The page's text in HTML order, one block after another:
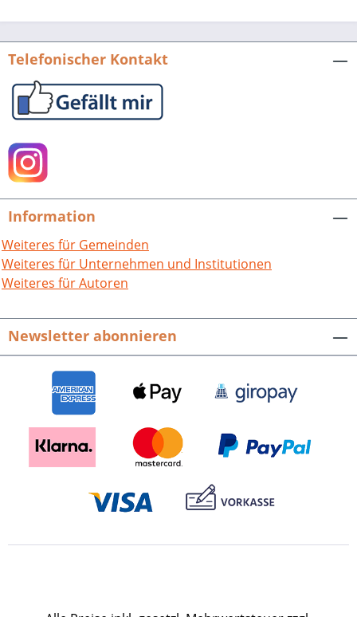
und diskutiert. Sie verfolgen das Ziel,
„Lastenausgleich“ wieder stärker ins
Bewusstsein der Öffentlichkeit wie der
Dabei werden die rechtlichen Aspekte
des Lastenausgleichs, seine
wirtschaftlichen Implikationen, sozial-
und kommunalpolitische
der DDR untersucht. Pforzheimer
Gespräche zur Sozial-, Wirtschafts- und
Stadtgeschichte. Bd. 3. Hrsg. von Hans-
Peter Becht und Gerhard Fouquet. 272
S. mit 21 Abb., Broschur. 2003. ISBN 978-
Presseinformation als pdf-Datei zum
Download Buch-Cover als tif-Datei zum
Telefonischer Kontakt
Information
Weiteres für Gemeinden
Weiteres für Unternehmen und Institutionen
Weiteres für Autoren
Newsletter abonnieren